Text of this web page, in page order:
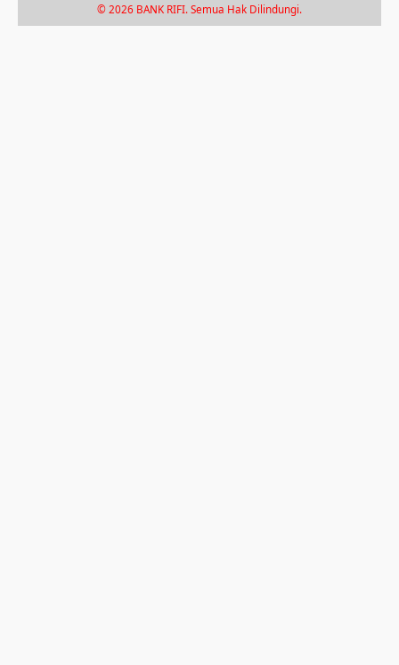
© 2026 BANK RIFI. Semua Hak Dilindungi.